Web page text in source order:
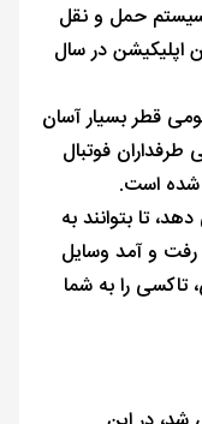
حمل و نقل
اپلیکیشن در سال
قطر بسیار آسان
طرفداران فوتبال
تا بتوانند به
و آمد وسایل
تاکسی را به شما